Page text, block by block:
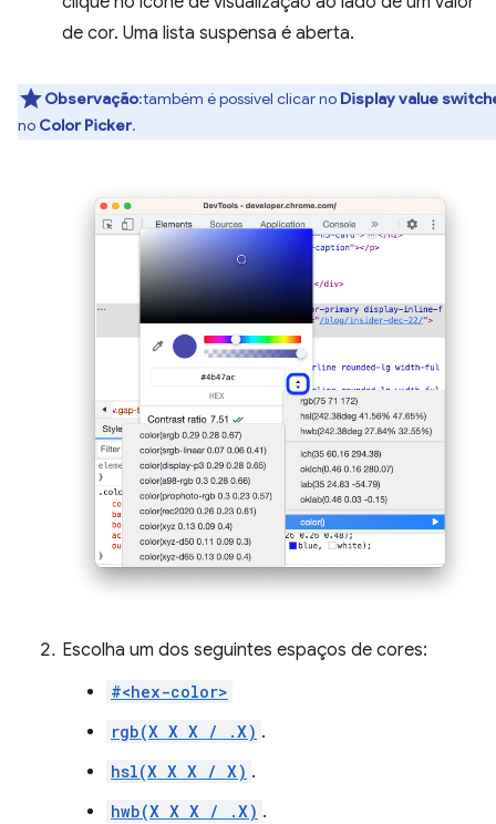
de cor. Uma lista suspensa é aberta.
Observação:também é possível clicar no Display value
no Color Picker.
Escolha um dos seguintes espaços de cores:
#<hex-color>
rgb(X X X / .X) .
hsl(X X X / X) .
hwb(X X X / .X) .